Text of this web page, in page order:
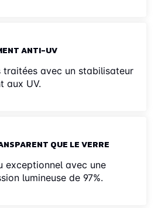
ANTI-UV
traitées avec un stabilisateur
aux UV.
QUE LE VERRE
exceptionnel avec une
lumineuse de 97%.